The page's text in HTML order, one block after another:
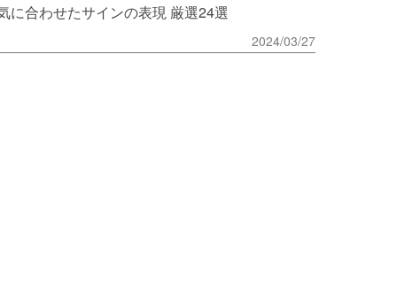
に合わせたサインの表現 厳選24選
2024/03/27